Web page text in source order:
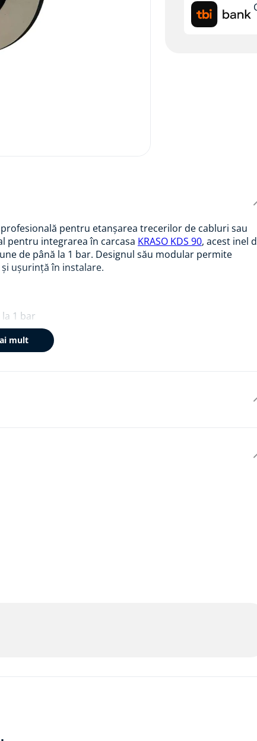
profesională pentru etanșarea trecerilor de cabluri sau
pentru integrarea în carcasa KRASO KDS 90, acest inel
de până la 1 bar. Designul său modular permite
ușurință în instalare.
1 bar
instalare precisă
mult